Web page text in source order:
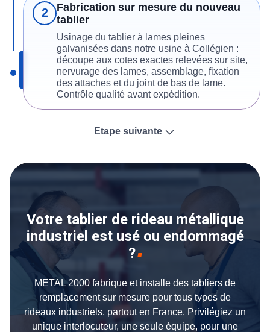
2
Fabrication sur mesure du nouveau
tablier
Usinage du tablier à lames pleines
galvanisées dans notre usine à Collégien :
découpe aux cotes exactes relevées sur site,
nervurage des lames, assemblage, fixation
des attaches et du joint de bas de lame.
Contrôle qualité avant expédition.
Etape suivante
Votre tablier de rideau métallique
industriel est usé ou endommagé
?
METAL 2000 fabrique et installe des tabliers de
remplacement sur mesure pour tous types de
rideaux industriels, partout en France. Privilégiez un
unique interlocuteur, une seule équipe, pour une